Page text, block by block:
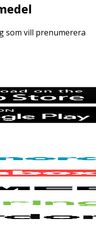
som vill prenumerera